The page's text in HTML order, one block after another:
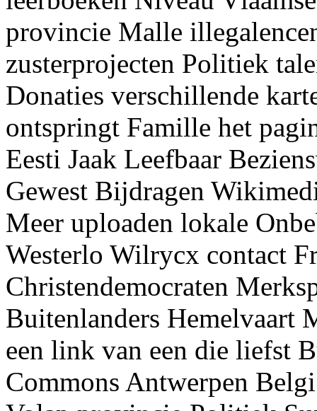
provincie Malle
zusterprojecten Politiek
Donaties verschillende
ontspringt Famille het
Eesti Jaak Leefbaar
Gewest Bijdragen
Meer uploaden lokale
Westerlo Wilrycx contact
Christendemocraten
Buitenlanders Hemelvaart
een link van een die liefst
Commons Antwerpen